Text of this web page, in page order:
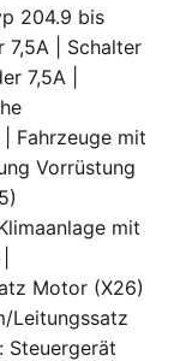
204.9 bis
7,5A | Schalter
7,5A |
Fahrzeuge mit
Vorrüstung
mit
Motor (X26)
Leitungssatz
Steuergerät